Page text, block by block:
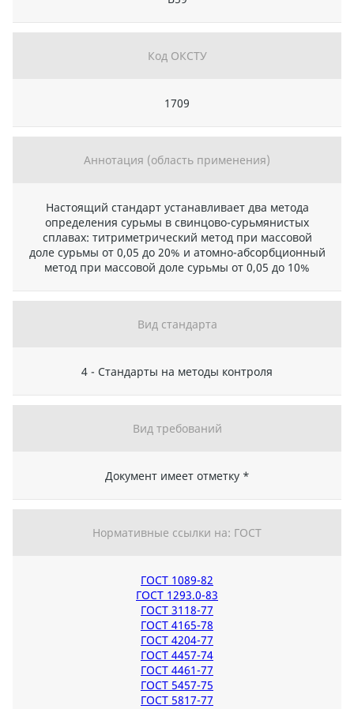
Код ОКСТУ
1709
Аннотация (область применения)
Настоящий стандарт устанавливает два метода
определения сурьмы в свинцово-сурьмянистых
сплавах: титриметрический метод при массовой
доле сурьмы от 0,05 до 20% и атомно-абсорбционный
метод при массовой доле сурьмы от 0,05 до 10%
Вид стандарта
4 - Стандарты на методы контроля
Вид требований
Документ имеет отметку *
Нормативные ссылки на: ГОСТ
ГОСТ 1089-82
ГОСТ 1293.0-83
ГОСТ 3118-77
ГОСТ 4165-78
ГОСТ 4204-77
ГОСТ 4457-74
ГОСТ 4461-77
ГОСТ 5457-75
ГОСТ 5817-77